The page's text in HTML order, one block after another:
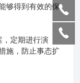
够得到有效的保
定期进行演
施，防止事态扩